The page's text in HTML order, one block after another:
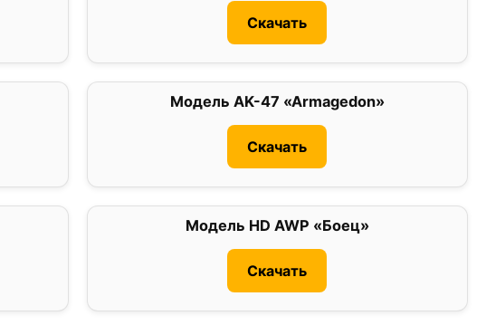
Скачать
Модель AK-47 «Armagedon»
Скачать
Модель HD AWP «Боец»
Скачать